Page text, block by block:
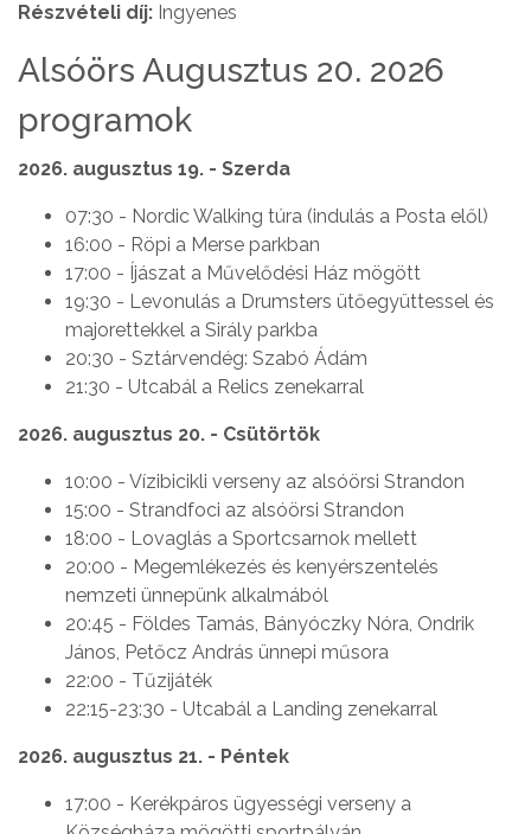
Részvételi díj: Ingyenes
Alsóörs Augusztus 20. 2026
programok
2026. augusztus 19. - Szerda
07:30 - Nordic Walking túra (indulás a Posta elől)
16:00 - Röpi a Merse parkban
17:00 - Íjászat a Művelődési Ház mögött
19:30 - Levonulás a Drumsters ütőegyüttessel és
majorettekkel a Sirály parkba
20:30 - Sztárvendég: Szabó Ádám
21:30 - Utcabál a Relics zenekarral
2026. augusztus 20. - Csütörtök
10:00 - Vízibicikli verseny az alsóörsi Strandon
15:00 - Strandfoci az alsóörsi Strandon
18:00 - Lovaglás a Sportcsarnok mellett
20:00 - Megemlékezés és kenyérszentelés
nemzeti ünnepünk alkalmából
20:45 - Földes Tamás, Bányóczky Nóra, Ondrik
János, Petőcz András ünnepi műsora
22:00 - Tűzijáték
22:15-23:30 - Utcabál a Landing zenekarral
2026. augusztus 21. - Péntek
17:00 - Kerékpáros ügyességi verseny a